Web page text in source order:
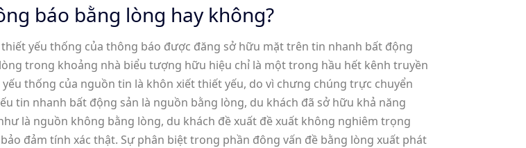
báo bằng lòng hay không?
yếu thống của thông báo được đăng sở hữu mặt trên tin nhanh bất động
trong khoảng nhà biểu tượng hữu hiệu chỉ là một trong hầu hết kênh truyền
thống của nguồn tin là khôn xiết thiết yếu, do vì chưng chúng trực chuyển
tin nhanh bất động sản là nguồn bằng lòng, du khách đã sở hữu khả năng
là nguồn không bằng lòng, du khách đề xuất đề xuất không nghiêm trọng
đảm tính xác thật. Sự phân biệt trong phần đông vấn đề bằng lòng xuất phát